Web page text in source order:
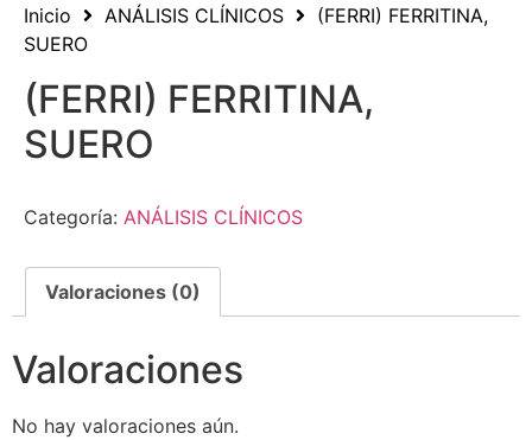
Inicio ANÁLISIS CLÍNICOS
(FERRI) FERRITINA,
SUERO
(FERRI) FERRITINA,
SUERO
Categoría: ANÁLISIS CLÍNICOS
Valoraciones (0)
Valoraciones
No hay valoraciones aún.